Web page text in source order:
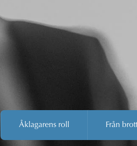
Åklagarens roll Från